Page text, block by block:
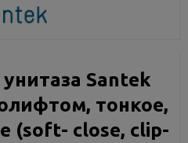
Santek
тонкое,
(soft- close, clip-